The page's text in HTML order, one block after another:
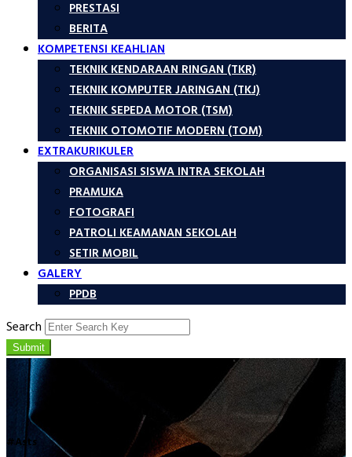
PRESTASI
BERITA
KOMPETENSI KEAHLIAN
TEKNIK KENDARAAN RINGAN (TKR)
TEKNIK KOMPUTER JARINGAN (TKJ)
TEKNIK SEPEDA MOTOR (TSM)
TEKNIK OTOMOTIF MODERN (TOM)
EXTRAKURIKULER
ORGANISASI SISWA INTRA SEKOLAH
PRAMUKA
FOTOGRAFI
PATROLI KEAMANAN SEKOLAH
SETIR MOBIL
GALERY
PPDB
Search
Submit
#asts